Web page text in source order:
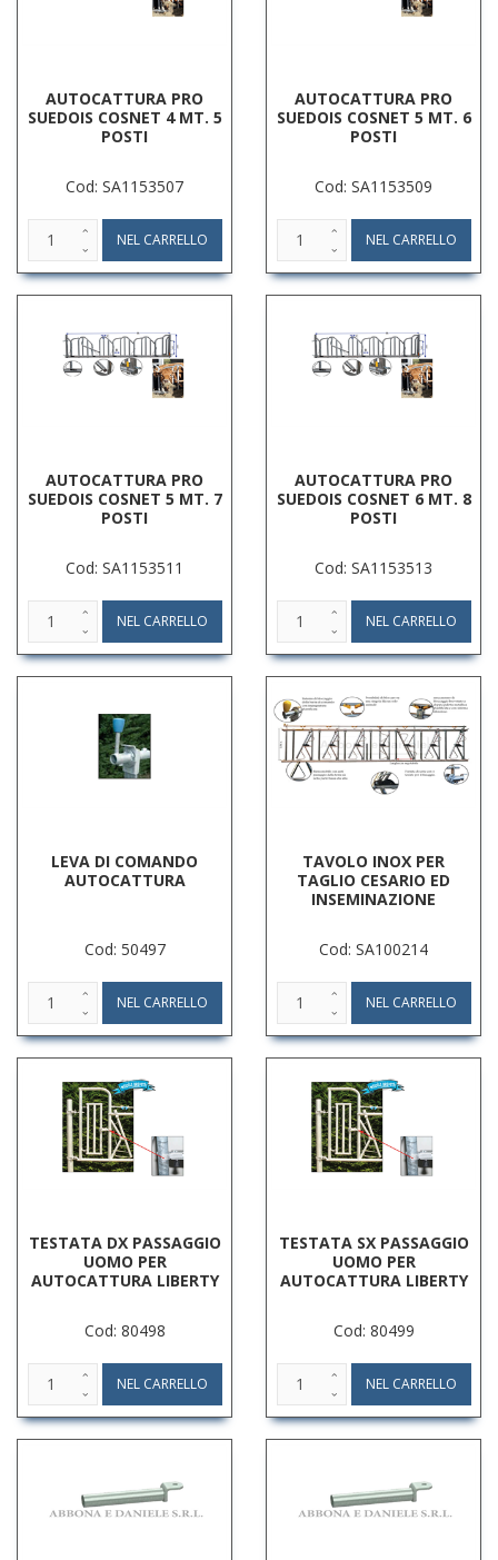
AUTOCATTURA PRO
SUEDOIS COSNET 4 MT. 5
POSTI
Cod: SA1153507
AUTOCATTURA PRO
SUEDOIS COSNET 5 MT. 6
POSTI
Cod: SA1153509
AUTOCATTURA PRO
SUEDOIS COSNET 5 MT. 7
POSTI
Cod: SA1153511
AUTOCATTURA PRO
SUEDOIS COSNET 6 MT. 8
POSTI
Cod: SA1153513
LEVA DI COMANDO
AUTOCATTURA
Cod: 50497
TAVOLO INOX PER
TAGLIO CESARIO ED
INSEMINAZIONE
Cod: SA100214
TESTATA DX PASSAGGIO
UOMO PER
AUTOCATTURA LIBERTY
Cod: 80498
TESTATA SX PASSAGGIO
UOMO PER
AUTOCATTURA LIBERTY
Cod: 80499